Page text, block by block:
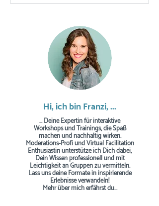
Hi, ich bin Franzi, ...
... Deine Expertin für interaktive
Workshops und Trainings, die Spaß
machen und nachhaltig wirken.
Moderations-Profi und Virtual Facilitation
Enthusiastin unterstütze ich Dich dabei,
Dein Wissen professionell und mit
Leichtigkeit an Gruppen zu vermitteln.
Lass uns deine Formate in inspirierende
Erlebnisse verwandeln!
Mehr über mich erfährst du...